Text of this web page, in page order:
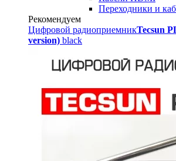
Переходники и
Рекомендуем
Цифровой радиоприемникTecsun
version) black